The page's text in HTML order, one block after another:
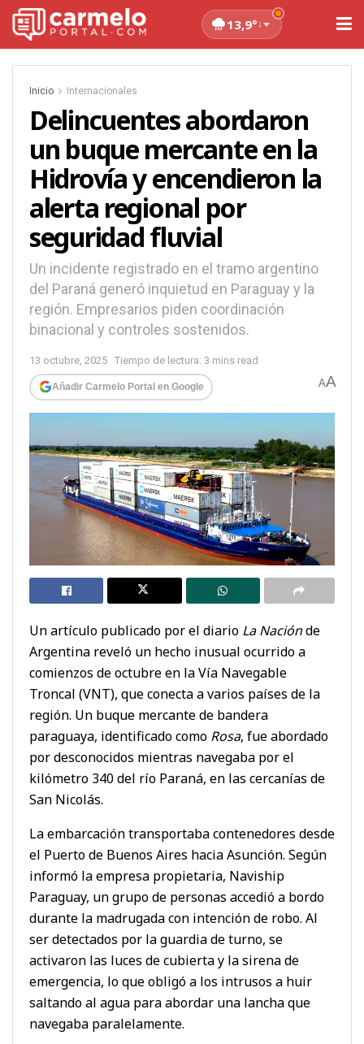
13,9°↓
Inicio Internacionales
Delincuentes abordaron
un buque mercante en la
Hidrovía y encendieron la
alerta regional por
seguridad fluvial
Un incidente registrado en el tramo argentino
del Paraná generó inquietud en Paraguay y la
región. Empresarios piden coordinación
binacional y controles sostenidos.
13 octubre, 2025 Tiempo de lectura: 3 mins read
Añadir Carmelo Portal en Google AA
Un artículo publicado por el diario La Naciónde
Argentina reveló un hecho inusual ocurrido a
comienzos de octubre en la Vía Navegable
Troncal (VNT), que conecta a varios países de la
región. Un buque mercante de bandera
paraguaya, identificado como Rosa, fue abordado
por desconocidos mientras navegaba por el
kilómetro 340 del río Paraná, en las cercanías de
San Nicolás.
La embarcación transportaba contenedores desde
el Puerto de Buenos Aires hacia Asunción. Según
informó la empresa propietaria, Naviship
Paraguay, un grupo de personas accedió a bordo
durante la madrugada con intención de robo. Al
ser detectados por la guardia de turno, se
activaron las luces de cubierta y la sirena de
emergencia, lo que obligó a los intrusos a huir
saltando al agua para abordar una lancha que
navegaba paralelamente.